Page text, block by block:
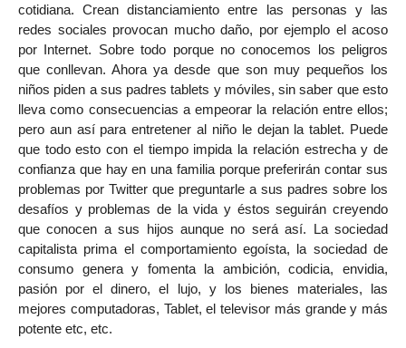
cotidiana. Crean distanciamiento entre las personas y las
redes sociales provocan mucho daño, por ejemplo el acoso
por Internet. Sobre todo porque no conocemos los peligros
que conllevan. Ahora ya desde que son muy pequeños los
niños piden a sus padres tablets y móviles, sin saber que esto
lleva como consecuencias a empeorar la relación entre ellos;
pero aun así para entretener al niño le dejan la tablet. Puede
que todo esto con el tiempo impida la relación estrecha y de
confianza que hay en una familia porque preferirán contar sus
problemas por Twitter que preguntarle a sus padres sobre los
desafíos y problemas de la vida y éstos seguirán creyendo
que conocen a sus hijos aunque no será así. La sociedad
capitalista prima el comportamiento egoísta, la sociedad de
consumo genera y fomenta la ambición, codicia, envidia,
pasión por el dinero, el lujo, y los bienes materiales, las
mejores computadoras, Tablet, el televisor más grande y más
potente etc, etc.